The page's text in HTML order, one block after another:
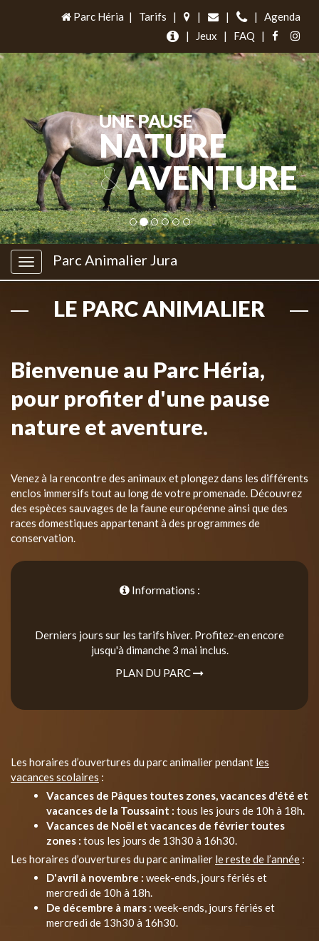
Parc Héria | Tarifs | | | |
Agenda
|
Jeux | FAQ |
UNE PAUSE
NATURE
&AVENTURE
Parc Animalier Jura
LE PARC ANIMALIER
Bienvenue au Parc Héria,
pour profiter d'une pause
nature et aventure.
Venez à la rencontre des animaux et plongez dans les différents
enclos immersifs tout au long de votre promenade. Découvrez
des espèces sauvages de la faune européenne ainsi que des
races domestiques appartenant à des programmes de
conservation.
Informations :
Derniers jours sur les tarifs hiver. Profitez-en encore
jusqu'à dimanche 3 mai inclus.
PLAN DU PARC
Les horaires d’ouvertures du parc animalier pendant les
vacances scolaires :
Vacances de Pâques toutes zones, vacances d'été et
vacances de la Toussaint : tous les jours de 10h à 18h.
Vacances de Noël et vacances de février toutes
zones : tous les jours de 13h30 à 16h30.
Les horaires d’ouvertures du parc animalier le reste de l’année :
D'avril à novembre : week-ends, jours fériés et
mercredi de 10h à 18h.
De décembre à mars : week-ends, jours fériés et
mercredi de 13h30 à 16h30.